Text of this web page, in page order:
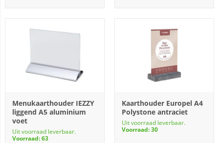
Menukaarthouder IEZZY
liggend A5 aluminium
voet
Uit voorraad leverbaar.
Voorraad: 63
Kaarthouder Europel A4
Polystone antraciet
Uit voorraad leverbaar.
Voorraad: 30